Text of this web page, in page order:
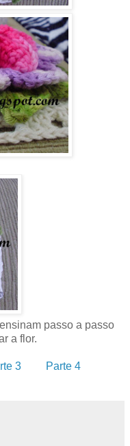
passo a passo
a flor.
3 Parte 4